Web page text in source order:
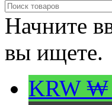
Начните
вы ищете.
KRW ₩